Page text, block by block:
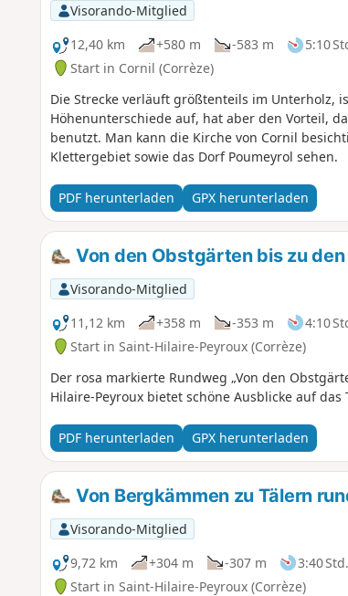
Visorando-Mitglied
12,40 km
+580 m -583 m 5:10
Start in Cornil (Corrèze)
Die Strecke verläuft größtenteils im Unterholz,
Höhenunterschiede auf, hat aber den Vorteil,
benutzt. Man kann die Kirche von Cornil
Klettergebiet sowie das Dorf Poumeyrol sehen.
PDF herunterladen GPX herunterladen
Von den Obstgärten bis zu
Visorando-Mitglied
11,12 km
+358 m -353 m 4:10
Start in Saint-Hilaire-Peyroux (Corrèze)
Der rosa markierte Rundweg „Von den
Hilaire-Peyroux bietet schöne Ausblicke auf
PDF herunterladen GPX herunterladen
Von Bergkämmen zu Tälern
Visorando-Mitglied
9,72 km
+304 m -307 m 3:40 Std.
Start in Saint-Hilaire-Peyroux (Corrèze)